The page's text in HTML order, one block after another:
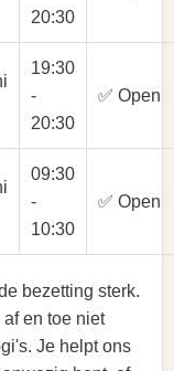
20:30
19:30
-
20:30
✅ Open
09:30
-
10:30
✅ Open
bezetting sterk.
en toe niet
Je helpt ons